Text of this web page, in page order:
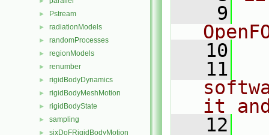
► Pstream
► radiationModels
► randomProcesses
► regionModels
► renumber
► rigidBodyDynamics
► rigidBodyMeshMotion
► rigidBodyState
► sampling
► sixDoFRigidBodyMotion
    9
   10
   11
it
   12